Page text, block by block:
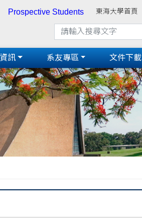
Prospective Students 東海大學首頁
訊 系友專區 文件下載